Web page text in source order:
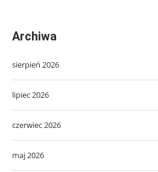
Archiwa
sierpień 2026
lipiec 2026
czerwiec 2026
maj 2026